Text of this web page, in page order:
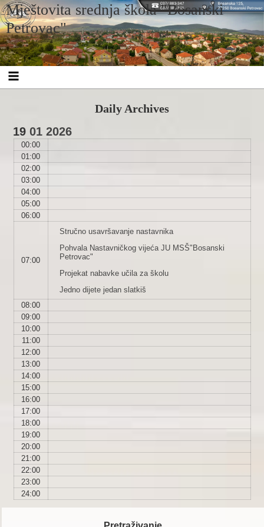
Skip
to
content
Skip
to
SEARCH-
4
Skip
to
CUSTOM_HTML-
8
Skip
to
RECENT-
POSTS-
2
Skip
to
RECENT-
COMMENTS-
2
Skip
to
ARCHIVES-
2
Skip
to
CATEGORIES-
2
Skip
to
CALENDAR-
2
Skip
to
WPFORMS-
WIDGET-
3
Skip
to
FBW_ID-
2
Skip
to
CUSTOM_HTML-
5
Mještovita srednja škola "Bosanski
Petrovac"
Daily Archives
19 01 2026
00:00
01:00
02:00
03:00
04:00
05:00
06:00
07:00
Stručno usavršavanje nastavnika
Pohvala Nastavničkog vijeća JU MSŠ"Bosanski
Petrovac"
Projekat nabavke učila za školu
Jedno dijete jedan slatkiš
08:00
09:00
10:00
11:00
12:00
13:00
14:00
15:00
16:00
17:00
18:00
19:00
20:00
21:00
22:00
23:00
24:00